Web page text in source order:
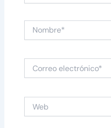
Nombre*
electrónico*